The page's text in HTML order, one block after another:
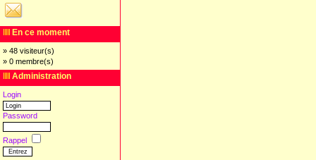
En ce moment
» 48 visiteur(s)
» 0 membre(s)
Administration
Login
Password
Rappel